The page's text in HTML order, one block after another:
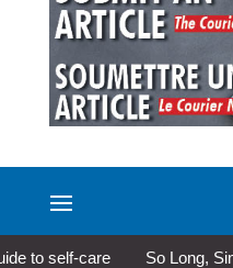
care So Long, Sinners